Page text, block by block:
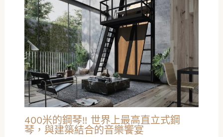
400米的鋼琴!! 世界上最高直立式鋼
琴，與建築結合的音樂饗宴